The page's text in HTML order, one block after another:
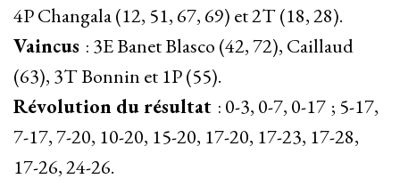
4P Changala (12, 51, 67, 69) et 2T (18, 28).
Vaincus : 3E Banet Blasco (42, 72), Caillaud
(63), 3T Bonnin et 1P (55).
Révolution du résultat : 0-3, 0-7, 0-17 ; 5-17,
7-17, 7-20, 10-20, 15-20, 17-20, 17-23, 17-28,
17-26, 24-26.